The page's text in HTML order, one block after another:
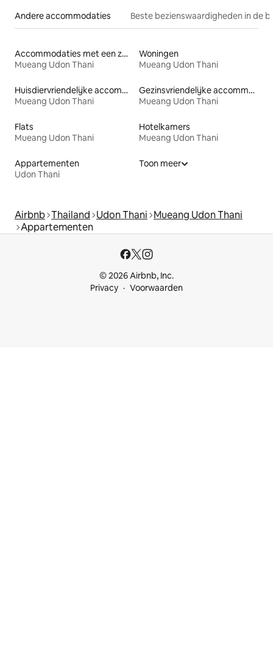
Andere accommodaties Beste bezienswaardigheden in de
Accommodaties met een zwembad
Mueang Udon Thani
Woningen
Mueang Udon Thani
Huisdiervriendelijke accommodaties
Mueang Udon Thani
Gezinsvriendelijke accommodaties
Mueang Udon Thani
Flats
Mueang Udon Thani
Hotelkamers
Mueang Udon Thani
Appartementen
Udon Thani
Toon meer
Airbnb Thailand Udon Thani Mueang Udon Thani
Appartementen
© 2026 Airbnb, Inc.
Privacy
Voorwaarden